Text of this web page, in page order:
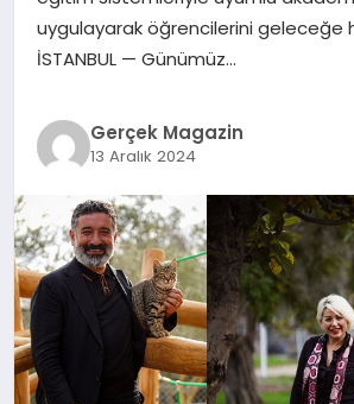
DÜNYA
uygulayarak öğrencilerini geleceğe
İSTANBUL — Günümüz…
Gerçek Magazin
13 Aralık 2024